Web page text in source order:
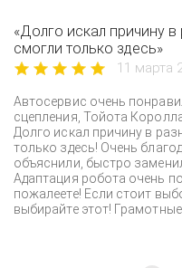
«Долго искал причину
смогли только здесь»
11 марта
Автосервис очень
сцепления, Тойота
Долго искал причину в
только здесь! Очень
объяснили, быстро
Адаптация робота очень
пожалеете! Если стоит
выбирайте этот!